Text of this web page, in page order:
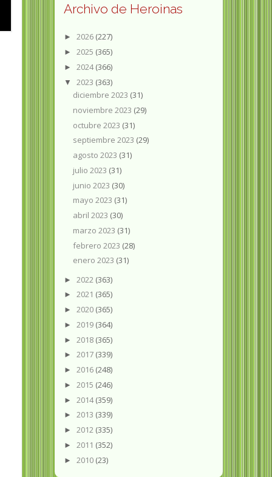
Archivo de Heroinas
► 2026 (227)
► 2025 (365)
► 2024(366)
▼ 2023 (363)
diciembre 2023 (31)
noviembre 2023 (29)
octubre 2023 (31)
septiembre 2023 (29)
agosto 2023 (31)
julio 2023 (31)
junio 2023 (30)
mayo 2023 (31)
abril 2023 (30)
marzo 2023 (31)
febrero 2023 (28)
enero 2023 (31)
► 2022 (363)
► 2021 (365)
► 2020 (365)
► 2019 (364)
► 2018 (365)
► 2017 (339)
► 2016 (248)
► 2015 (246)
► 2014(359)
► 2013 (339)
► 2012 (335)
► 2011 (352)
► 2010 (23)